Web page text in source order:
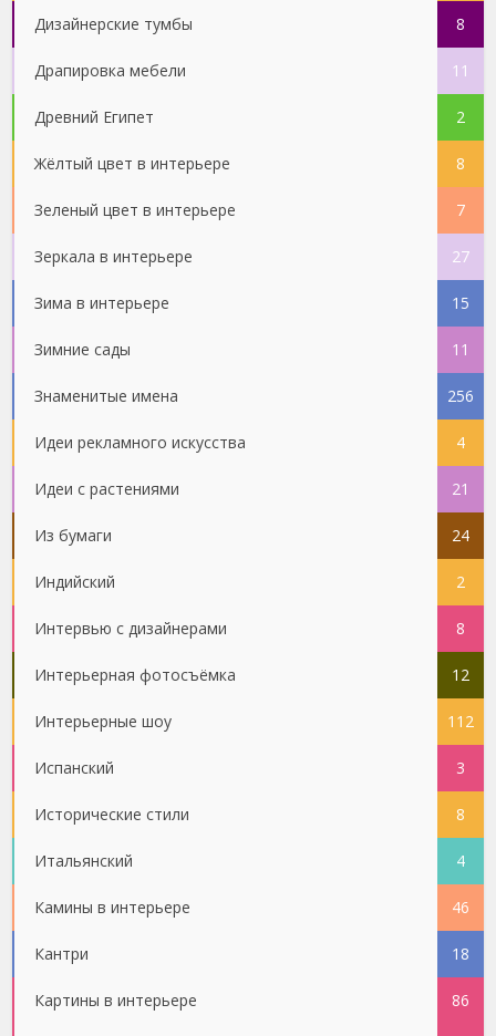
Дизайнерские тумбы 8
Драпировка мебели 11
Древний Египет 2
Жёлтый цвет в интерьере 8
Зеленый цвет в интерьере 7
Зеркала в интерьере 27
Зима в интерьере 15
Зимние сады 11
Знаменитые имена 256
Идеи рекламного искусства 4
Идеи с растениями 21
Из бумаги 24
Индийский 2
Интервью с дизайнерами 8
Интерьерная фотосъёмка 12
Интерьерные шоу 112
Испанский 3
Исторические стили 8
Итальянский 4
Камины в интерьере 46
Кантри 18
Картины в интерьере 86